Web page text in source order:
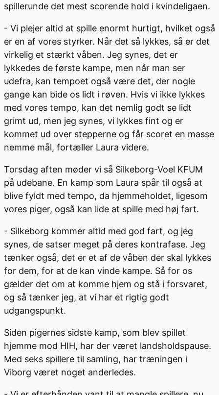
spillerunde det mest scorende hold i kvindeligaen.
- Vi plejer altid at spille enormt hurtigt, hvilket også
er en af vores styrker. Når det så lykkes, så er det
virkelig et stærkt våben. Jeg synes, det er
lykkedes de første kampe, men når man ser
udefra, kan tempoet også være det, der nogle
gange kan bide os lidt i røven. Hvis vi ikke lykkes
med vores tempo, kan det nemlig godt se lidt
grimt ud, men jeg synes, vi lykkes fint og er
kommet ud over stepperne og får scoret en masse
nemme mål, fortæller Laura videre.
Torsdag aften møder vi så Silkeborg-Voel KFUM
på udebane. En kamp som Laura spår til også at
blive fyldt med tempo, da hjemmeholdet, ligesom
vores piger, også kan lide at spille med høj fart.
- Silkeborg kommer altid med god fart, og jeg
synes, de satser meget på deres kontrafase. Jeg
tænker også, det er et af de våben der skal lykkes
for dem, for at de kan vinde kampe. Så for os
gælder det om at komme hjem og stå i forsvaret,
og så tænker jeg, at vi har et rigtig godt
udgangspunkt.
Siden pigernes sidste kamp, som blev spillet
hjemme mod HIH, har der været landsholdspause.
Med seks spillere til samling, har træningen i
Viborg været noget anderledes.